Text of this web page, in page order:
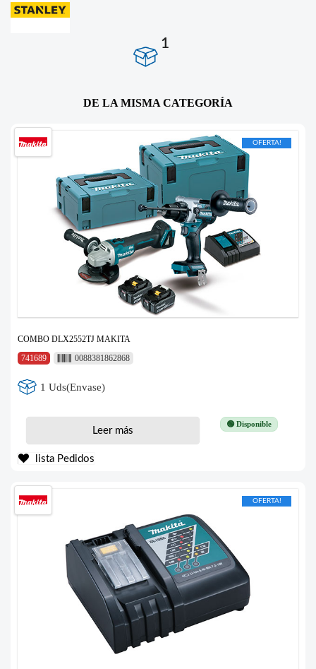
1
DE LA MISMA CATEGORÍA
OFERTA!
COMBO DLX2552TJ MAKITA
741689
0088381862868
1 Uds(Envase)
🟢 Disponible
Leer más
lista Pedidos
OFERTA!